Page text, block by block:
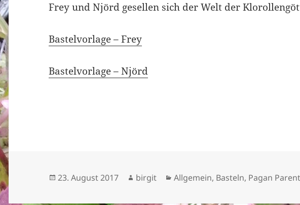
Frey und Njörd gesellen sich der Welt der
Bastelvorlage – Frey
Bastelvorlage – Njörd
Veröffentlicht
23. August 2017 Autor
birgit Kategorien
Allgemein, Basteln, Pagan